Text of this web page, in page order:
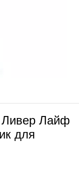
Ливер Лайф
для